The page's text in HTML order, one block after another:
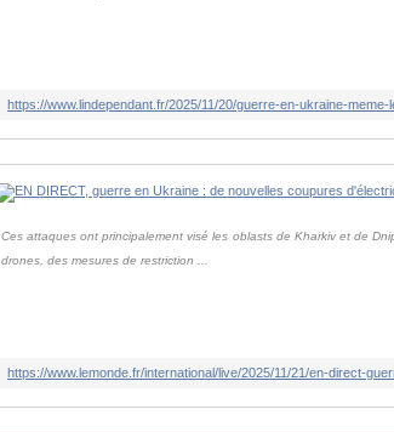
Ces attaques ont principalement visé les oblasts de Kharkiv et de
drones, des mesures de restriction ...